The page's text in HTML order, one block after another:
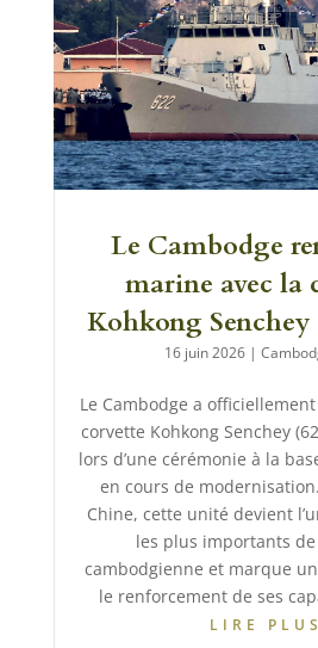
Le Cambodge
marine avec la
Kohkong Senchey
16 juin 2026 |
Le Cambodge a
corvette Kohkong Senchey
lors d’une cérémonie à la
en cours de
Chine, cette unité devient
les plus importants
cambodgienne et marque
le renforcement de ses
LIRE PLUS